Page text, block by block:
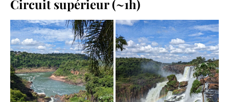
Circuit supérieur (~1h)